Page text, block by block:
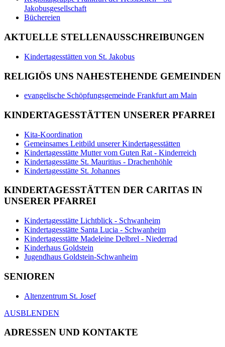
Jakobusgesellschaft
Büchereien
AKTUELLE STELLENAUSSCHREIBUNGEN
Kindertagesstätten von St. Jakobus
RELIGIÖS UNS NAHESTEHENDE GEMEINDEN
evangelische Schöpfungsgemeinde Frankfurt am Main
KINDERTAGESSTÄTTEN UNSERER PFARREI
Kita-Koordination
Gemeinsames Leitbild unserer Kindertagesstätten
Kindertagesstätte Mutter vom Guten Rat - Kinderreich
Kindertagesstätte St. Mauritius - Drachenhöhle
Kindertagesstätte St. Johannes
KINDERTAGESSTÄTTEN DER CARITAS IN
UNSERER PFARREI
Kindertagesstätte Lichtblick - Schwanheim
Kindertagesstätte Santa Lucia - Schwanheim
Kindertagesstätte Madeleine Delbrel - Niederrad
Kinderhaus Goldstein
Jugendhaus Goldstein-Schwanheim
SENIOREN
Altenzentrum St. Josef
AUSBLENDEN
ADRESSEN UND KONTAKTE